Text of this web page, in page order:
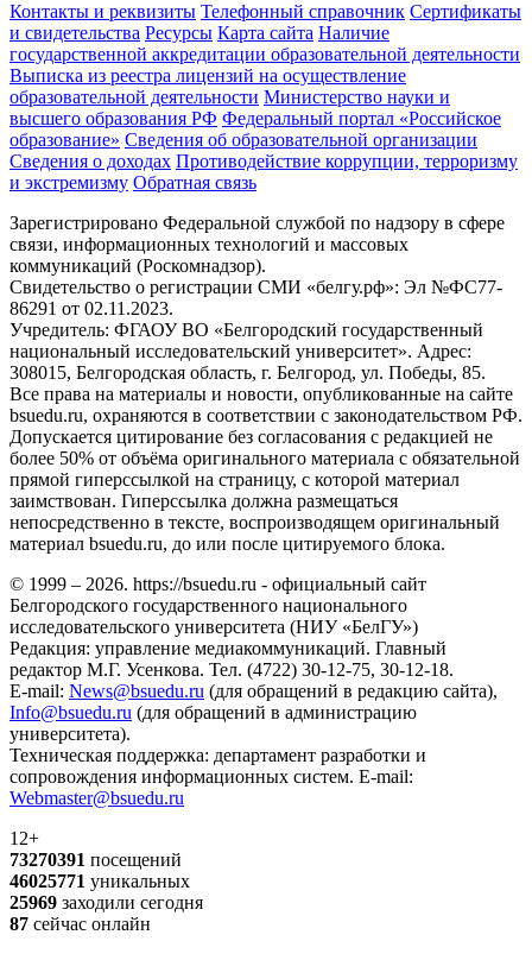
Контакты и реквизиты Телефонный справочник Сертификаты
и свидетельства Ресурсы Карта сайта Наличие
государственной аккредитации образовательной деятельности
Выписка из реестра лицензий на осуществление
образовательной деятельности Министерствo науки и
высшего образования РФ Федеральный портал «Российское
образование» Сведения об образовательной организации
Сведения о доходах Противодействие коррупции, терроризму
и экстремизму Обратная связь
Зарегистрировано Федеральной службой по надзору в сфере
связи, информационных технологий и массовых
коммуникаций (Роскомнадзор).
Свидетельство о регистрации СМИ «белгу.рф»: Эл №ФС77-
86291 от 02.11.2023.
Учредитель: ФГАОУ ВО «Белгородский государственный
национальный исследовательский университет». Адрес:
308015, Белгородская область, г. Белгород, ул. Победы, 85.
Все права на материалы и новости, опубликованные на сайте
bsuedu.ru, охраняются в соответствии с законодательством РФ.
Допускается цитирование без согласования с редакцией не
более 50% от объёма оригинального материала с обязательной
прямой гиперссылкой на страницу, с которой материал
заимствован. Гиперссылка должна размещаться
непосредственно в тексте, воспроизводящем оригинальный
материал bsuedu.ru, до или после цитируемого блока.
© 1999 – 2026. https://bsuedu.ru - официальный сайт
Белгородского государственного национального
исследовательского университета (НИУ «БелГУ»)
Редакция: управление медиакоммуникаций. Главный
редактор М.Г. Усенкова. Тел. (4722) 30-12-75, 30-12-18.
E-mail: News@bsuedu.ru (для обращений в редакцию сайта),
Info@bsuedu.ru (для обращений в администрацию
университета).
Техническая поддержка: департамент разработки и
сопровождения информационных систем. E-mail:
Webmaster@bsuedu.ru
12+
73270391 посещений
46025771 уникальных
25969 заходили сегодня
87 сейчас онлайн